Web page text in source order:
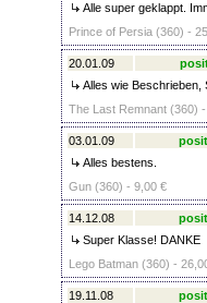
Alle super geklappt.
Prince of Persia (360) -
20.01.09
Alles wie Beschrieben,
The Last Remnant (360)
03.01.09
Alles bestens.
Gun (360) - 9,00 €
14.12.08
Super Klasse! DANKE
Lego Batman (360) -
19.11.08